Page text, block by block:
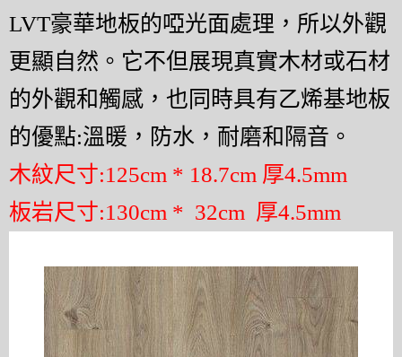
臉書粉絲團可留言詢問(快速回覆)
LVT豪華地板的啞光面處理，所以外觀
更顯自然。它不但展現真實木材或石材
的外觀和觸感，也同時具有乙烯基地板
的優點:溫暖，防水，耐磨和隔音。
木紋尺寸:125cm * 18.7cm 厚4.5mm
板岩尺寸:130cm * 32cm 厚4.5mm